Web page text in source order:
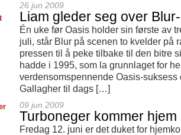
26 jun 2009
Liam gleder seg over
Én uke før Oasis holder sin første av
juli, står Blur på scenen to kvelder på
pressen til å peke tilbake til den bitre
hadde i 1995, som la grunnlaget for
verdensomspennende Oasis-suksess
Gallagher til dags […]
09 jun 2009
Turboneger kommer hjem
Fredag 12. juni er det duket for